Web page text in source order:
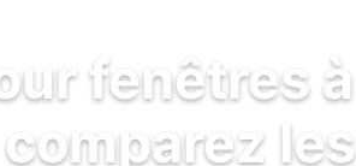
fenêtres à
les